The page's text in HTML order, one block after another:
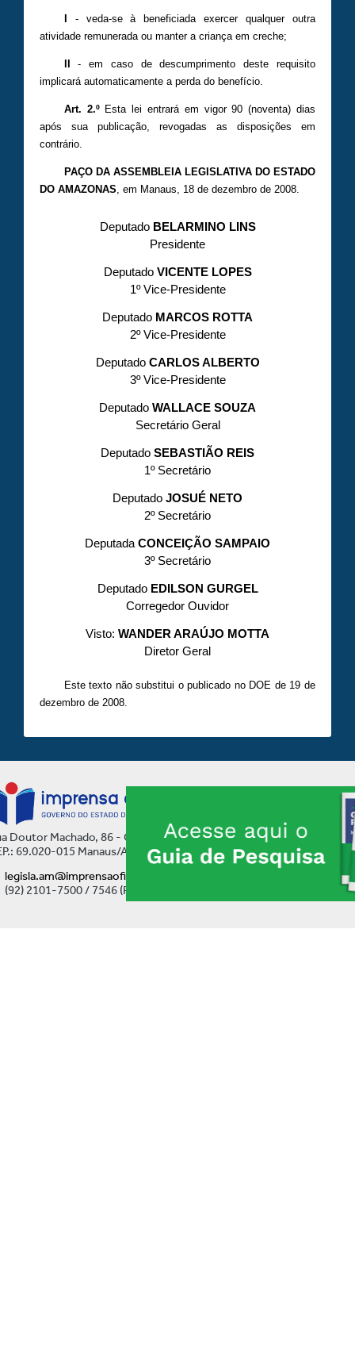
- veda-se à beneficiada exercer qualquer outra
atividade remunerada ou manter a criança em creche;
- em caso de descumprimento deste requisito
implicará automaticamente a perda do benefício.
Art. 2.ºEsta lei entrará em vigor 90 (noventa) dias
após sua publicação, revogadas as disposições em
contrário.
PAÇO DA ASSEMBLEIA LEGISLATIVA DO ESTADO
DO AMAZONAS , em Manaus, 18 de dezembro de 2008.
DeputadoBELARMINO LINS
Presidente
DeputadoVICENTE LOPES
1º Vice-Presidente
Deputado MARCOS ROTTA
2º Vice-Presidente
DeputadoCARLOS ALBERTO
3º Vice-Presidente
Deputado WALLACE SOUZA
Secretário Geral
Deputado SEBASTIÃO REIS
1º Secretário
Deputado JOSUÉ NETO
2º Secretário
DeputadaCONCEIÇÃO SAMPAIO
3º Secretário
DeputadoEDILSON GURGEL
Corregedor Ouvidor
Visto: WANDER ARAÚJO MOTTA
Diretor Geral
Este texto não substitui o publicado no DOE de 19 de
dezembro de 2008.
Doutor Machado, 86 - Centro
69.020-015 Manaus/AM
legisla.am@imprensaoficial.am.gov.br
(92) 2101-7500 / 7546 (Ramal)